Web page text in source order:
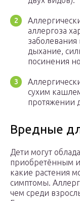
аллергоза
дыхание,
посинения
сухим
протяжении
Вредные
Дети могут
приобретённым
какие растения
симптомы.
чем среди